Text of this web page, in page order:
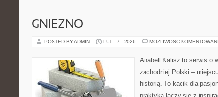
GNIEZNO
POSTED BY ADMIN LUT - 7 - 2026 MOŻLIWOŚĆ
Anabell Kalisz to serwis o
zachodniej Polski –
historią. To kącik dla
praktyka łączy się z